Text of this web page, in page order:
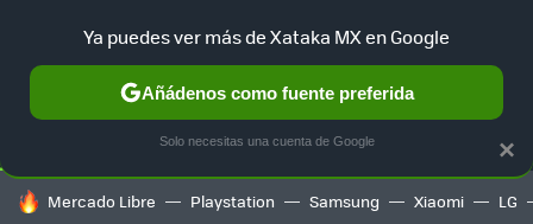
SELECCIÓN GAMING HOME AUTO TERRITORIO
HOY SE HABLA DE
Mercado Libre Playstation Samsung Xiaomi LG
×
Ya puedes ver más de Xataka MX en Google
Añádenos como fuente preferida
Solo necesitas una cuenta de Google